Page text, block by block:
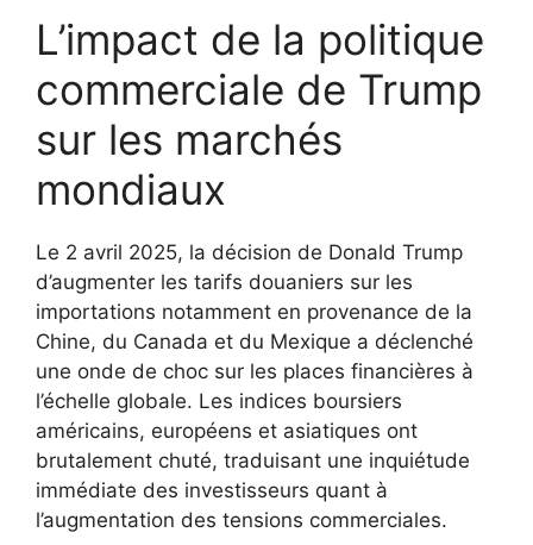
L’impact de la politique
commerciale de Trump
sur les marchés
mondiaux
Le 2 avril 2025, la décision de Donald Trump
d’augmenter les tarifs douaniers sur les
importations notamment en provenance de la
Chine, du Canada et du Mexique a déclenché
une onde de choc sur les places financières à
l’échelle globale. Les indices boursiers
américains, européens et asiatiques ont
brutalement chuté, traduisant une inquiétude
immédiate des investisseurs quant à
l’augmentation des tensions commerciales.